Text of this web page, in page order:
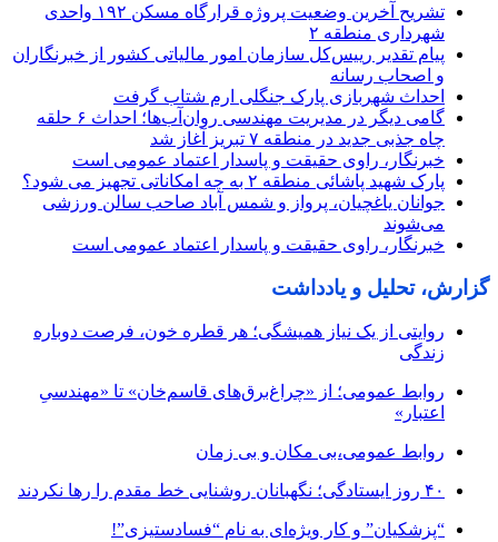
تشریح آخرین وضعیت پروژه قرارگاه مسکن ۱۹۲ واحدی
شهرداری منطقه ۲
پیام تقدیر رییس‌کل سازمان امور مالیاتی کشور از خبرنگاران
و اصحاب رسانه
احداث شهربازی پارک جنگلی ارم شتاب گرفت
گامی دیگر در مدیریت مهندسی روان‌آب‌ها؛ احداث ۶ حلقه
چاه جذبی جدید در منطقه ۷ تبریز آغاز شد
خبرنگار، راوی حقیقت و پاسدار اعتماد عمومی است
پارک شهید پاشائی منطقه ۲ به چه امکاناتی تجهیز می شود؟
جوانان یاغچیان، پرواز و شمس آباد صاحب سالن ورزشی
می‌شوند
خبرنگار، راوی حقیقت و پاسدار اعتماد عمومی است
گزارش، تحلیل و یادداشت
روایتی از یک نیاز همیشگی؛ هر قطره خون، فرصت دوباره
زندگی
روابط عمومی؛ از «چراغ‌برق‌های قاسم‌خان» تا «مهندسیِ
اعتبار»
روابط عمومی،بی مکان و بی زمان
۴۰ روز ایستادگی؛ نگهبانان روشنایی خط مقدم را رها نکردند
“پزشکیان” و کار ویژه‌ای به نام “فسادستیزی”!